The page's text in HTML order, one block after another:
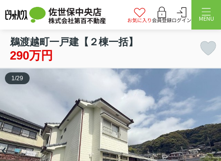
佐世保中央店
株式会社第百不動産 お気に入り会員登録ログイン MENU
鵜渡越町一戸建【２棟一括】
290万円
1 /29